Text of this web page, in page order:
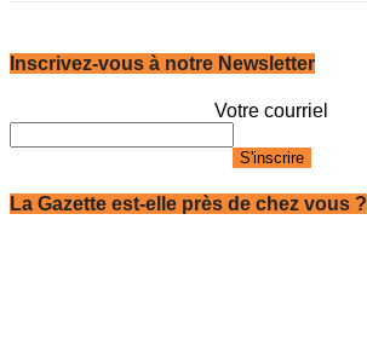
Inscrivez-vous à notre Newsletter
Votre courriel
La Gazette est-elle près de chez vous ?